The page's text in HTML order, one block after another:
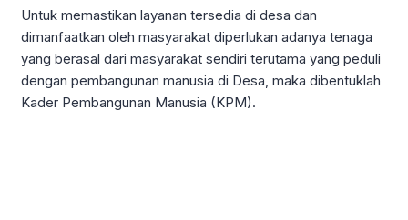
Untuk memastikan layanan tersedia di desa dan
dimanfaatkan oleh masyarakat diperlukan adanya tenaga
yang berasal dari masyarakat sendiri terutama yang peduli
dengan pembangunan manusia di Desa, maka dibentuklah
Kader Pembangunan Manusia (KPM).